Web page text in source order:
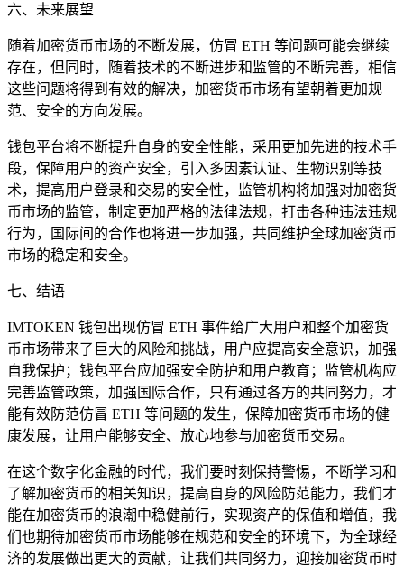
六、未来展望
随着加密货币市场的不断发展，仿冒 ETH 等问题可能会继续
存在，但同时，随着技术的不断进步和监管的不断完善，相信
这些问题将得到有效的解决，加密货币市场有望朝着更加规
范、安全的方向发展。
钱包平台将不断提升自身的安全性能，采用更加先进的技术手
段，保障用户的资产安全，引入多因素认证、生物识别等技
术，提高用户登录和交易的安全性，监管机构将加强对加密货
币市场的监管，制定更加严格的法律法规，打击各种违法违规
行为，国际间的合作也将进一步加强，共同维护全球加密货币
市场的稳定和安全。
七、结语
IMTOKEN 钱包出现仿冒 ETH 事件给广大用户和整个加密货
币市场带来了巨大的风险和挑战，用户应提高安全意识，加强
自我保护；钱包平台应加强安全防护和用户教育；监管机构应
完善监管政策，加强国际合作，只有通过各方的共同努力，才
能有效防范仿冒 ETH 等问题的发生，保障加密货币市场的健
康发展，让用户能够安全、放心地参与加密货币交易。
在这个数字化金融的时代，我们要时刻保持警惕，不断学习和
了解加密货币的相关知识，提高自身的风险防范能力，我们才
能在加密货币的浪潮中稳健前行，实现资产的保值和增值，我
们也期待加密货币市场能够在规范和安全的环境下，为全球经
济的发展做出更大的贡献，让我们共同努力，迎接加密货币时